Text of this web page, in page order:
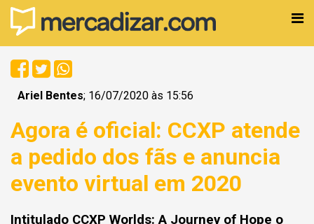
Ariel Bentes; 16/07/2020 às 15:56
Agora é oficial: CCXP atende
a pedido dos fãs e anuncia
evento virtual em 2020
Intitulado CCXP Worlds: A Journey of Hope o